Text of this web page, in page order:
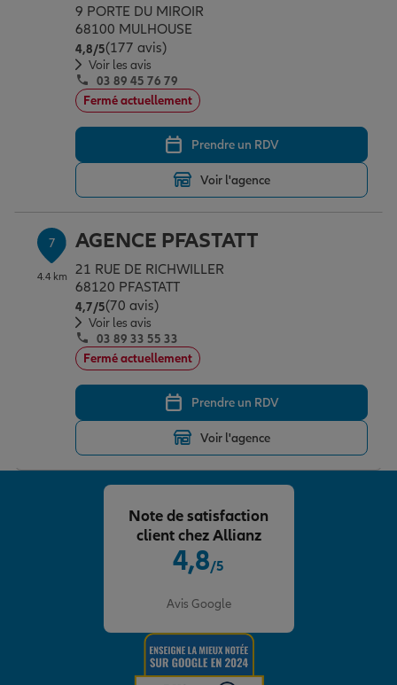
9 PORTE DU MIROIR
68100 MULHOUSE
4,8/5Note de 4.8 sur 5
(177 avis)
Voir les avis
03 89 45 76 79
Fermé actuellement
Prendre un RDV
Voir l'agence
7
4.4 km
AGENCE PFASTATT
21 RUE DE RICHWILLER
68120 PFASTATT
4,7/5Note de 4.7 sur 5
(70 avis)
Voir les avis
03 89 33 55 33
Fermé actuellement
Prendre un RDV
Voir l'agence
4,8/5
Avis Google
Note de satisfaction
client chez Allianz